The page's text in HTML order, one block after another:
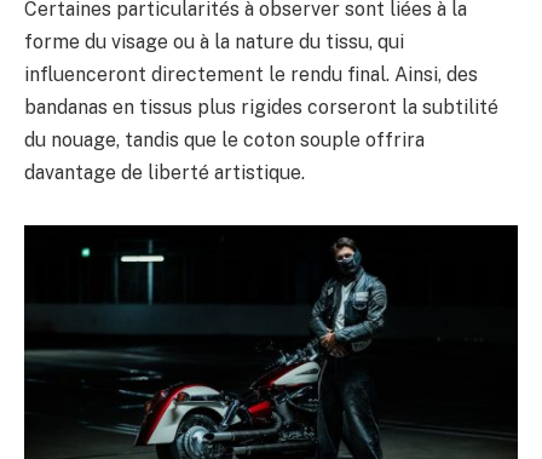
Certaines particularités à observer sont liées à la
forme du visage ou à la nature du tissu, qui
influenceront directement le rendu final. Ainsi, des
bandanas en tissus plus rigides corseront la subtilité
du nouage, tandis que le coton souple offrira
davantage de liberté artistique.